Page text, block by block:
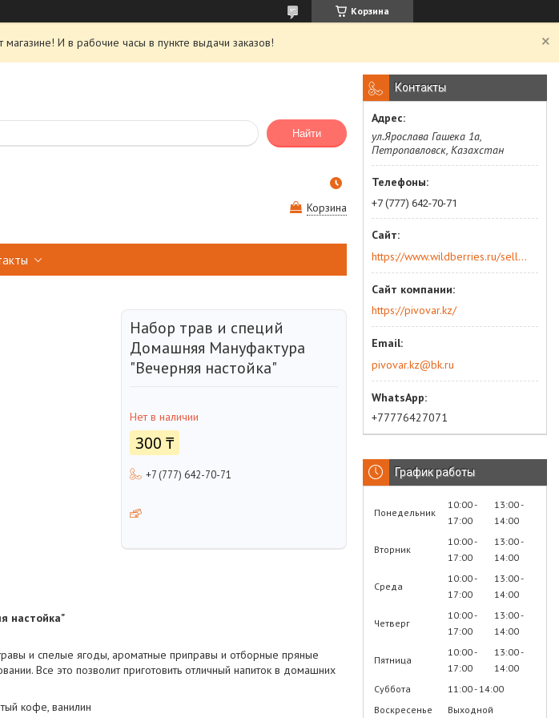
Корзина
И в рабочие часы в пункте выдачи заказов!
Найти
Корзина
Набор трав и специй
Домашняя Мануфактура
"Вечерняя настойка"
Нет в наличии
300 ₸
+7 (777) 642-70-71
настойка"
и спелые ягоды, ароматные приправы и отборные пряные
Все это позволит приготовить отличный напиток в домашних
кофе, ванилин
Контакты
ул.Ярослава Гашека 1а,
Петропавловск, Казахстан
+7 (777) 642-70-71
https://www.wildberries.ru/seller/250044277
https://pivovar.kz/
pivovar.kz@bk.ru
+77776427071
График работы
Понедельник
10:00
17:00
13:00
14:00
Вторник
10:00
17:00
13:00
14:00
Среда
10:00
17:00
13:00
14:00
Четверг
10:00
17:00
13:00
14:00
Пятница
10:00
17:00
13:00
14:00
Суббота
11:00 14:00
Воскресенье
Выходной